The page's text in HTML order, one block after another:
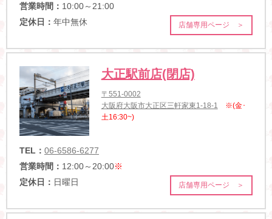
営業時間： 10:00～21:00
定休日： 年中無休 店舗専用ページ ＞
大正駅前店(閉店)
〒551-0002
大阪府大阪市大正区三軒家東1-18-1
※(金･
土16:30~)
TEL： 06-6586-6277
営業時間： 12:00～20:00※
定休日： 日曜日 店舗専用ページ ＞